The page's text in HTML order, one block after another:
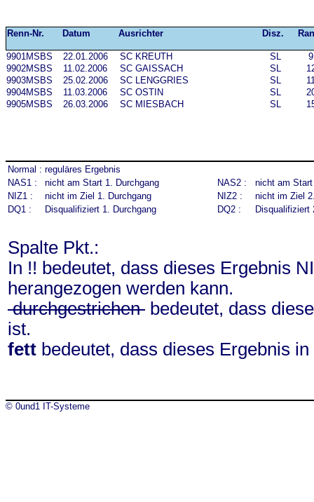
Renn-Nr. Datum Ausrichter Disz.
9901MSBS 22.01.2006 SC KREUTH SL
9
9902MSBS
11.02.2006 SC GAISSACH SL
9903MSBS
25.02.2006 SC LENGGRIES SL
9904MSBS
11.03.2006 SC OSTIN SL
9905MSBS
26.03.2006 SC MIESBACH SL
Normal : reguläres Ergebnis
NAS1 :
nicht am Start 1. Durchgang NAS2 :
nicht am
NIZ1 :
nicht im Ziel 1. Durchgang NIZ2 :
nicht im Ziel
DQ1 :
Disqualifiziert 1. Durchgang DQ2 : Disqualifiziert
Spalte Pkt.:
In !! bedeutet, dass dieses Ergebnis
herangezogen werden kann.
durchgestrichen bedeutet, dass
ist.
fett bedeutet, dass dieses Ergebnis
© 0und1 IT-Systeme